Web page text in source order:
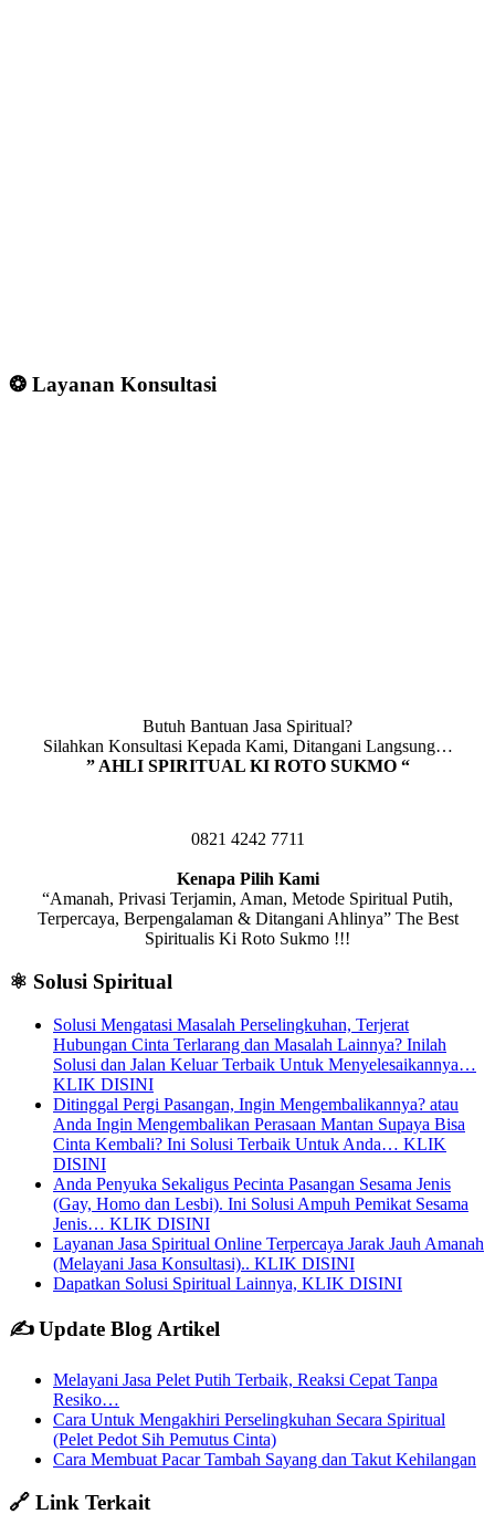
❂ Layanan Konsultasi
Butuh Bantuan Jasa Spiritual?
Silahkan Konsultasi Kepada Kami, Ditangani Langsung…
” AHLI SPIRITUAL KI ROTO SUKMO “
0821 4242 7711
Kenapa Pilih Kami
“Amanah, Privasi Terjamin, Aman, Metode Spiritual Putih,
Terpercaya, Berpengalaman & Ditangani Ahlinya” The Best
Spiritualis Ki Roto Sukmo !!!
⚛️ Solusi Spiritual
Solusi Mengatasi Masalah Perselingkuhan, Terjerat
Hubungan Cinta Terlarang dan Masalah Lainnya? Inilah
Solusi dan Jalan Keluar Terbaik Untuk Menyelesaikannya…
KLIK DISINI
Ditinggal Pergi Pasangan, Ingin Mengembalikannya? atau
Anda Ingin Mengembalikan Perasaan Mantan Supaya Bisa
Cinta Kembali? Ini Solusi Terbaik Untuk Anda… KLIK
DISINI
Anda Penyuka Sekaligus Pecinta Pasangan Sesama Jenis
(Gay, Homo dan Lesbi). Ini Solusi Ampuh Pemikat Sesama
Jenis… KLIK DISINI
Layanan Jasa Spiritual Online Terpercaya Jarak Jauh Amanah
(Melayani Jasa Konsultasi).. KLIK DISINI
Dapatkan Solusi Spiritual Lainnya, KLIK DISINI
✍️ Update Blog Artikel
Melayani Jasa Pelet Putih Terbaik, Reaksi Cepat Tanpa
Resiko…
Cara Untuk Mengakhiri Perselingkuhan Secara Spiritual
(Pelet Pedot Sih Pemutus Cinta)
Cara Membuat Pacar Tambah Sayang dan Takut Kehilangan
🔗 Link Terkait